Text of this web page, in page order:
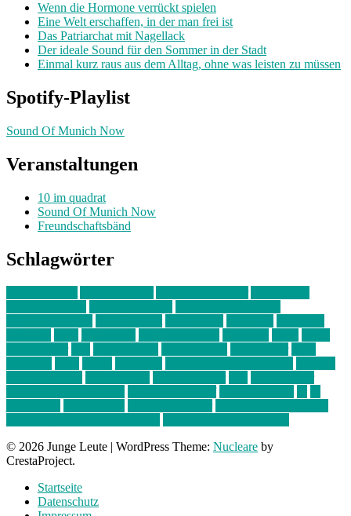
Wenn die Hormone verrückt spielen
Eine Welt erschaffen, in der man frei ist
Das Patriarchat mit Nagellack
Der ideale Sound für den Sommer in der Stadt
Einmal kurz raus aus dem Alltag, ohne was leisten zu müssen
Spotify-Playlist
Sound Of Munich Now
Veranstaltungen
10 im quadrat
Sound Of Munich Now
Freundschaftsbänd
Schlagwörter
© 2026 Junge Leute | WordPress Theme: Nucleare by
CrestaProject.
Startseite
Datenschutz